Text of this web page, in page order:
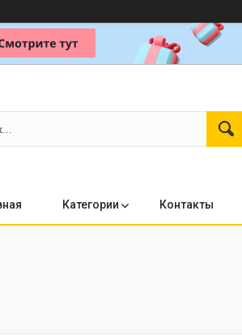
Категории Контакты